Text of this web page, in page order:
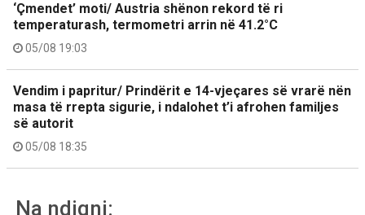
‘Çmendet’ moti/ Austria shënon rekord të ri
temperaturash, termometri arrin në 41.2°C
05/08 19:03
Vendim i papritur/ Prindërit e 14-vjeçares së vrarë nën
masa të rrepta sigurie, i ndalohet t’i afrohen familjes
së autorit
05/08 18:35
Na ndiqni: